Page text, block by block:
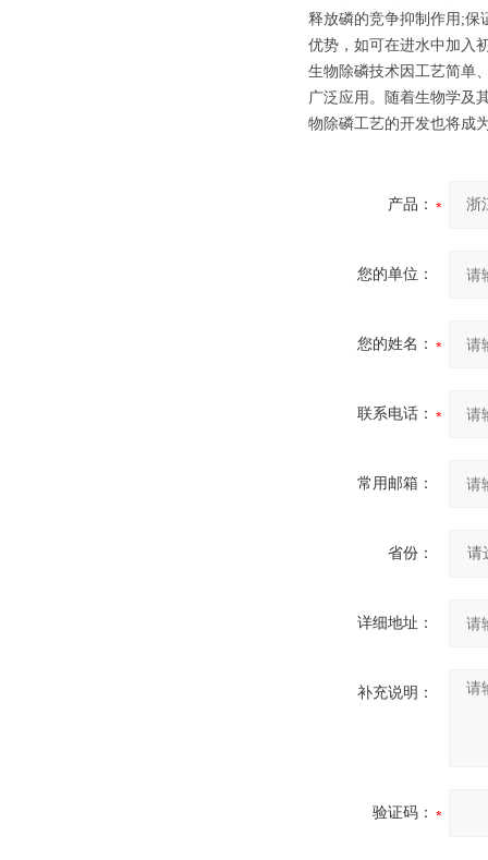
释放磷的竞争抑制作用;保
优势，如可在进水中加入
生物除磷技术因工艺简单
广泛应用。随着生物学及
物除磷工艺的开发也将成
产品：
您的单位：
您的姓名：
联系电话：
常用邮箱：
省份：
详细地址：
补充说明：
验证码：